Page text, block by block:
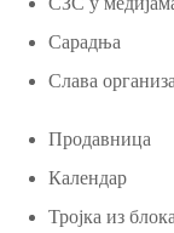
Сарадња
Слава
Продавница
Календар
Тројка из блока